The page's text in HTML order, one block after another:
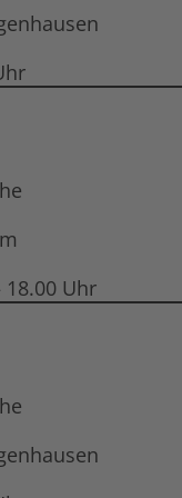
18.00 Uhr